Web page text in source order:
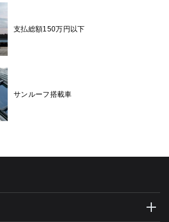
支払総額150万円以下
サンルーフ搭載車